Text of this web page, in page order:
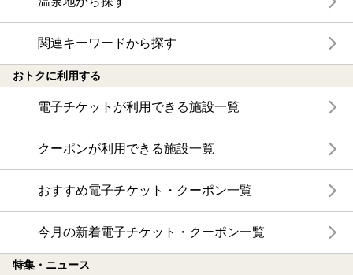
関連キーワードから探す
おトクに利用する
電子チケットが利用できる施設一覧
クーポンが利用できる施設一覧
おすすめ電子チケット・クーポン一覧
今月の新着電子チケット・クーポン一覧
特集・ニュース